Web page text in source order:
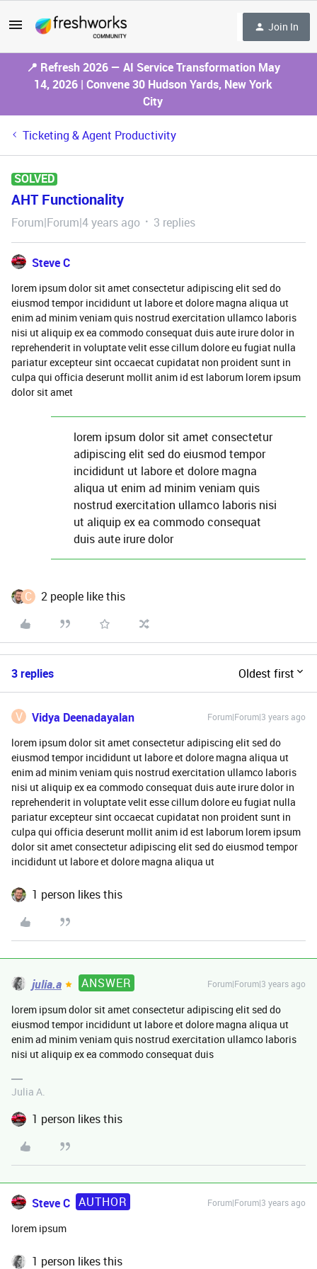
Join In
📍 Refresh 2026 — AI Service Transformation May
14, 2026 | Convene 30 Hudson Yards, New York
City
Ticketing & Agent Productivity
SOLVED
AHT Functionality
Forum|Forum|4 years ago 3 replies
Steve C
lorem ipsum dolor sit amet consectetur adipiscing elit sed do
eiusmod tempor incididunt ut labore et dolore magna aliqua ut
enim ad minim veniam quis nostrud exercitation ullamco laboris
nisi ut aliquip ex ea commodo consequat duis aute irure dolor in
reprehenderit in voluptate velit esse cillum dolore eu fugiat nulla
pariatur excepteur sint occaecat cupidatat non proident sunt in
culpa qui officia deserunt mollit anim id est laborum lorem ipsum
dolor sit amet
lorem ipsum dolor sit amet consectetur
adipiscing elit sed do eiusmod tempor
incididunt ut labore et dolore magna
aliqua ut enim ad minim veniam quis
nostrud exercitation ullamco laboris nisi
ut aliquip ex ea commodo consequat
duis aute irure dolor
C 2 people like this
3 replies Oldest first
V Vidya Deenadayalan Forum|Forum|3 years ago
lorem ipsum dolor sit amet consectetur adipiscing elit sed do
eiusmod tempor incididunt ut labore et dolore magna aliqua ut
enim ad minim veniam quis nostrud exercitation ullamco laboris
nisi ut aliquip ex ea commodo consequat duis aute irure dolor in
reprehenderit in voluptate velit esse cillum dolore eu fugiat nulla
pariatur excepteur sint occaecat cupidatat non proident sunt in
culpa qui officia deserunt mollit anim id est laborum lorem ipsum
dolor sit amet consectetur adipiscing elit sed do eiusmod tempor
incididunt ut labore et dolore magna aliqua ut
1 person likes this
julia.a ANSWER Forum|Forum|3 years ago
lorem ipsum dolor sit amet consectetur adipiscing elit sed do
eiusmod tempor incididunt ut labore et dolore magna aliqua ut
enim ad minim veniam quis nostrud exercitation ullamco laboris
nisi ut aliquip ex ea commodo consequat duis
Julia A.
1 person likes this
Steve C AUTHOR Forum|Forum|3 years ago
lorem ipsum
1 person likes this